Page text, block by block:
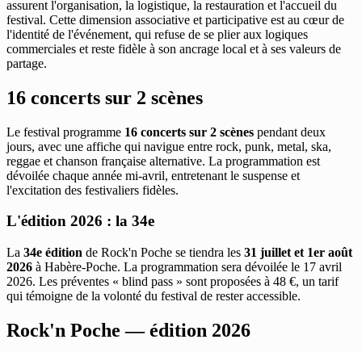
assurent l'organisation, la logistique, la restauration et l'accueil du
festival. Cette dimension associative et participative est au cœur de
l'identité de l'événement, qui refuse de se plier aux logiques
commerciales et reste fidèle à son ancrage local et à ses valeurs de
partage.
16 concerts sur 2 scènes
Le festival programme 16 concerts sur 2 scènes pendant deux
jours, avec une affiche qui navigue entre rock, punk, metal, ska,
reggae et chanson française alternative. La programmation est
dévoilée chaque année mi-avril, entretenant le suspense et
l'excitation des festivaliers fidèles.
L'édition 2026 : la 34e
La 34e édition de Rock'n Poche se tiendra les 31 juillet et 1er août
2026 à Habère-Poche. La programmation sera dévoilée le 17 avril
2026. Les préventes « blind pass » sont proposées à 48 €, un tarif
qui témoigne de la volonté du festival de rester accessible.
Rock'n Poche — édition 2026